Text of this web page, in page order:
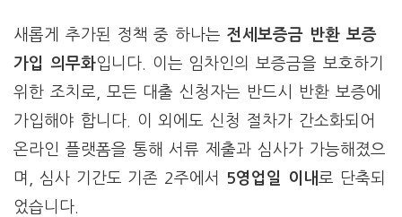
새롭게 추가된 정책 중 하나는전세보증금 반환 보증
가입 의무화입니다. 이는 임차인의 보증금을 보호하기
위한 조치로, 모든 대출 신청자는 반드시 반환 보증에
가입해야 합니다. 이 외에도 신청 절차가 간소화되어
온라인 플랫폼을 통해 서류 제출과 심사가 가능해졌으
며, 심사 기간도 기존 2주에서
5영업일 이내로 단축되
었습니다.